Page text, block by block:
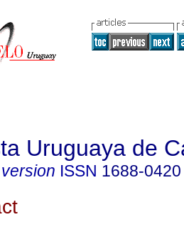
Uruguaya de
ISSN 1688-0420